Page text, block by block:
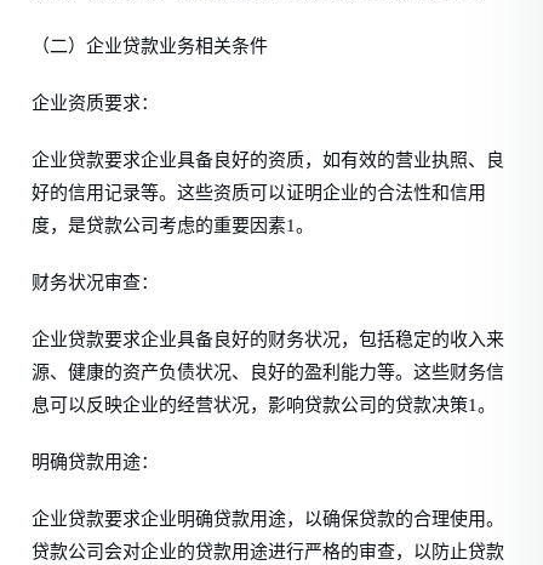
（二）企业贷款业务相关条件
企业资质要求：
企业贷款要求企业具备良好的资质，如有效的营业执照、良
好的信用记录等。这些资质可以证明企业的合法性和信用
度，是贷款公司考虑的重要因素1。
财务状况审查：
企业贷款要求企业具备良好的财务状况，包括稳定的收入来
源、健康的资产负债状况、良好的盈利能力等。这些财务信
息可以反映企业的经营状况，影响贷款公司的贷款决策1。
明确贷款用途：
企业贷款要求企业明确贷款用途，以确保贷款的合理使用。
贷款公司会对企业的贷款用途进行严格的审查，以防止贷款